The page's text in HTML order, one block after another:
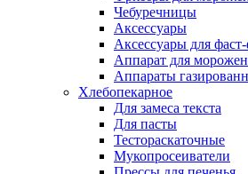
Чебуречницы
Аксессуары
Аксессуары для
Аппарат для
Аппараты
Хлебопекарное
Для замеса текста
Для пасты
Тестораскаточные
Мукопросеиватели